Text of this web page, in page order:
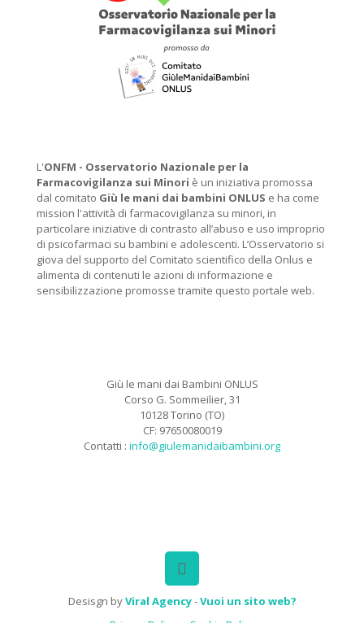
L'ONFM - Osservatorio Nazionale per la
Farmacovigilanza sui Minori è un iniziativa promossa
dal comitato Giù le mani dai bambini ONLUS e ha come
mission l'attività di farmacovigilanza su minori, in
particolare iniziative di contrasto all’abuso e uso improprio
di psicofarmaci su bambini e adolescenti. L’Osservatorio si
giova del supporto del Comitato scientifico della Onlus e
alimenta di contenuti le azioni di informazione e
sensibilizzazione promosse tramite questo portale web.
Giù le mani dai Bambini ONLUS
Corso G. Sommeilier, 31
10128 Torino (TO)
CF: 97650080019
Contatti : info@giulemanidaibambini.org
Desisgn byViral Agency-Vuoi un sito web?